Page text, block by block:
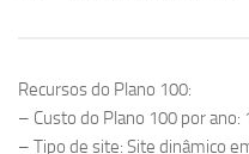
Recursos do Plano 100:
– Custo do Plano 100 por ano:
– Tipo de site: Site dinâmico